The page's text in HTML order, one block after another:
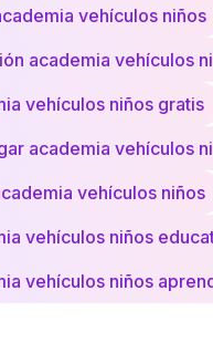
vehículos niños
academia vehículos
vehículos niños gratis
academia vehículos
vehículos niños
vehículos niños
vehículos niños